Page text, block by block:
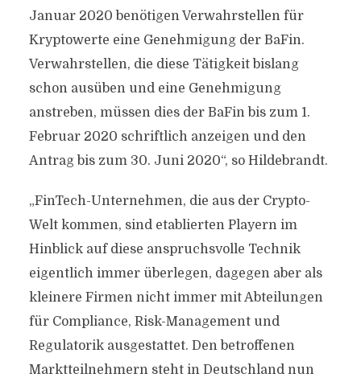
Januar 2020 benötigen Verwahrstellen für
Kryptowerte eine Genehmigung der BaFin.
Verwahrstellen, die diese Tätigkeit bislang
schon ausüben und eine Genehmigung
anstreben, müssen dies der BaFin bis zum 1.
Februar 2020 schriftlich anzeigen und den
Antrag bis zum 30. Juni 2020“, so Hildebrandt.
„FinTech-Unternehmen, die aus der Crypto-
Welt kommen, sind etablierten Playern im
Hinblick auf diese anspruchsvolle Technik
eigentlich immer überlegen, dagegen aber als
kleinere Firmen nicht immer mit Abteilungen
für Compliance, Risk-Management und
Regulatorik ausgestattet. Den betroffenen
Marktteilnehmern steht in Deutschland nun